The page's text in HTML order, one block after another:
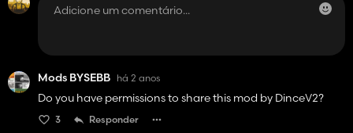
Mods BYSEBB há 2 anos
Do you have permissions to share this mod by DinceV2?
3 Responder